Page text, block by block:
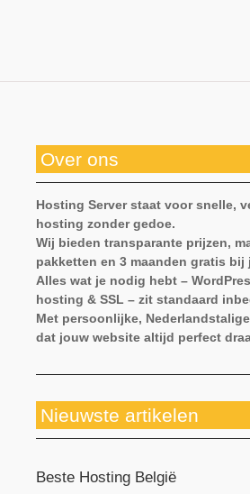
Over ons
Hosting Server staat voor snelle,
hosting zonder gedoe.
Wij bieden transparante prijzen,
pakketten en 3 maanden gratis bij
Alles wat je nodig hebt –
hosting & SSL – zit standaard
Met persoonlijke,
dat jouw website altijd perfect
Nieuwste artikelen
Beste Hosting België